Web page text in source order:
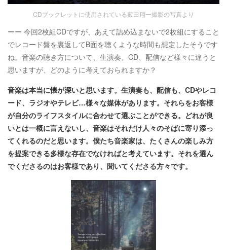
CDブックレットに使用されている薮田翔一撮影の写真より
ーー 今回2枚組CDですが、あえて詰め込まないで2枚組にすること
でレコード盤を裏返してB面を聴くような時間も想定したそうです
ね。音楽の聴き方について、生演奏、CD、配信など様々に違うと
思いますが、どのように考えておられますか？
音楽は本当に懐が深いと思います。生演奏も、配信も、CDやレコ
ード、ラジオやテレビ…様々な媒体があります。それらをお客様
が自分のライフスタイルに合わせて選ぶことができる。どれが良
いとは一概に言えないし、音楽はそれだけ人々のそばに寄り添っ
てくれるのだと思います。僕たち音楽家は、たくさんの楽しみ方
を提案できる多様な存在でなければと考えています。それを選ん
でくださるのはお客様であり、聞いてくださる方々です。